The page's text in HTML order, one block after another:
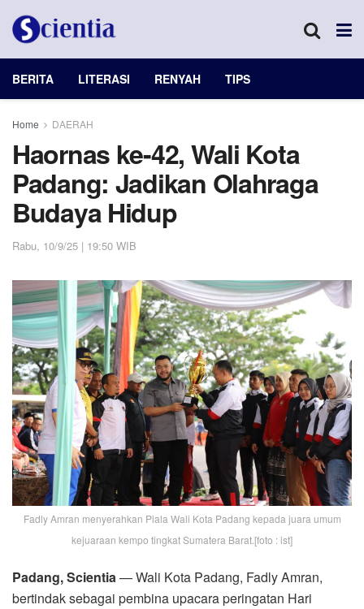
BERITA LITERASI RENYAH TIPS
Home DAERAH
Haornas ke-42, Wali Kota
Padang: Jadikan Olahraga
Budaya Hidup
Rabu, 10/9/25 | 19:50 WIB
Fadly Amran menyerahkan Piala Wali Kota Padang kepada juara umum
kejuaraan kempo tingkat Sumatera Barat.[foto : ist]
Padang, Scientia— Wali Kota Padang, Fadly Amran,
bertindak sebagai pembina upacara peringatan Hari